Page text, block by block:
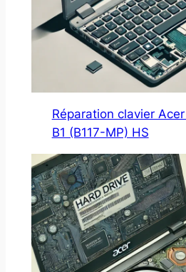
Réparation clavier
B1 (B117-MP) HS